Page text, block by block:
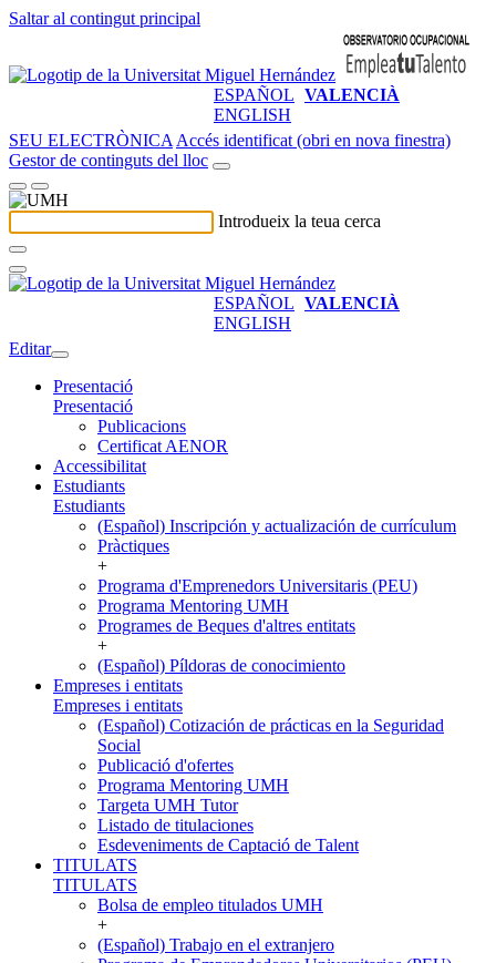
Saltar al contingut principal
ESPAÑOL VALENCIÀ
ENGLISH
SEU ELECTRÒNICA Accés identificat (obri en nova finestra)
Gestor de continguts del lloc
Introdueix la teua cerca
ESPAÑOL VALENCIÀ
ENGLISH
Editar
Presentació
Presentació
Publicacions
Certificat AENOR
Accessibilitat
Estudiants
Estudiants
(Español) Inscripción y actualización de currículum
Pràctiques
+
Programa d'Emprenedors Universitaris (PEU)
Programa Mentoring UMH
Programes de Beques d'altres entitats
+
(Español) Píldoras de conocimiento
Empreses i entitats
Empreses i entitats
(Español) Cotización de prácticas en la Seguridad
Social
Publicació d'ofertes
Programa Mentoring UMH
Targeta UMH Tutor
Listado de titulaciones
Esdeveniments de Captació de Talent
TITULATS
TITULATS
Bolsa de empleo titulados UMH
+
(Español) Trabajo en el extranjero